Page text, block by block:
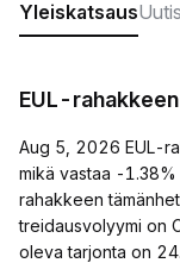
Yleiskatsaus
EUL-
Aug 5, 2026 EUL-
mikä vastaa -1.38%
rahakkeen
treidausvolyymi on
oleva tarjonta on